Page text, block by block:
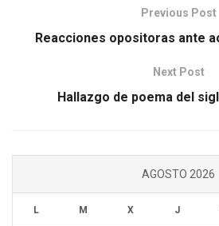
Previous Post
Reacciones opositoras ante
Next Post
Hallazgo de poema del
AGOSTO 2026
L M X J